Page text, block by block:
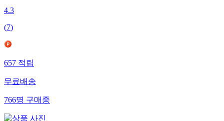
4.3
(7)
657 적립
무료배송
766명 구매중